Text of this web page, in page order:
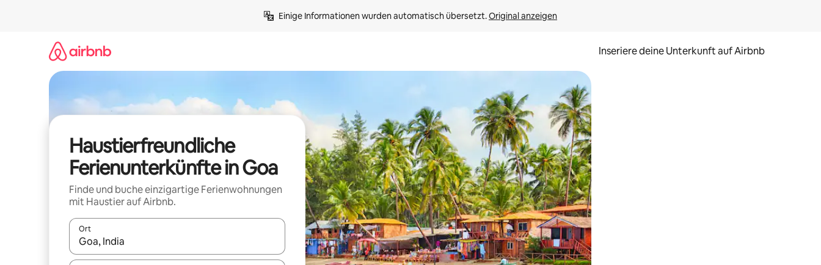
Einige Informationen wurden automatisch übersetzt. Original anzeigen
Inseriere deine Unterkunft auf Airbnb
Haustierfreundliche
Ferienunterkünfte in Goa
Finde und buche einzigartige Ferienwohnungen
mit Haustier auf Airbnb.
Ort
Wenn Ergebnisse verfügbar sind, navigiere mit den Pfeiltasten nach oben und unten oder erkunde die Ergebnisse durch Berühren oder Wischgesten.